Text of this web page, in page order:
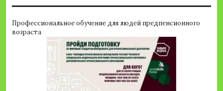
Профессиональное обучение для людей предпенсионного
возраста